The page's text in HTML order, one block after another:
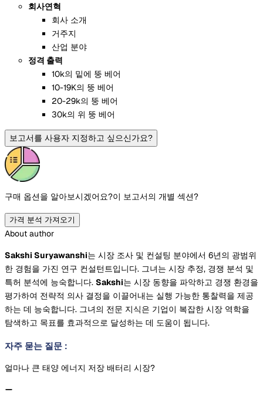
회사연혁
회사 소개
거주지
산업 분야
정격 출력
10k의 밑에 뚱 베어
10-19K의 뚱 베어
20-29k의 뚱 베어
30k의 위 뚱 베어
보고서를 사용자 지정하고 싶으신가요?
구매 옵션을 알아보시겠어요?이 보고서의 개별 섹션?
가격 분석 가져오기
About author
Sakshi Suryawanshi는 시장 조사 및 컨설팅 분야에서 6년의 광범위
한 경험을 가진 연구 컨설턴트입니다. 그녀는 시장 추정, 경쟁 분석 및
특허 분석에 능숙합니다. Sakshi는 시장 동향을 파악하고 경쟁 환경을
평가하여 전략적 의사 결정을 이끌어내는 실행 가능한 통찰력을 제공
하는 데 능숙합니다. 그녀의 전문 지식은 기업이 복잡한 시장 역학을
탐색하고 목표를 효과적으로 달성하는 데 도움이 됩니다.
자주 묻는 질문 :
얼마나 큰 태양 에너지 저장 배터리 시장?